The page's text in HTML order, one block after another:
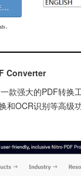
Converter
款强大的PDF转换
和OCR识别等高级